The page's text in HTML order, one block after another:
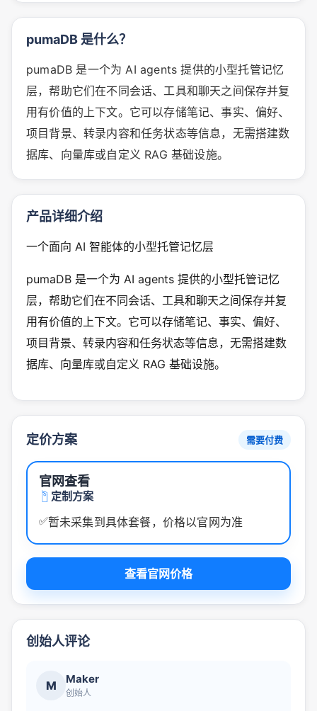
pumaDB 是什么？
pumaDB 是一个为 AI agents 提供的小型托管记忆
层，帮助它们在不同会话、工具和聊天之间保存并复
用有价值的上下文。它可以存储笔记、事实、偏好、
项目背景、转录内容和任务状态等信息，无需搭建数
据库、向量库或自定义 RAG 基础设施。
产品详细介绍
一个面向 AI 智能体的小型托管记忆层
pumaDB 是一个为 AI agents 提供的小型托管记忆
层，帮助它们在不同会话、工具和聊天之间保存并复
用有价值的上下文。它可以存储笔记、事实、偏好、
项目背景、转录内容和任务状态等信息，无需搭建数
据库、向量库或自定义 RAG 基础设施。
定价方案 需要付费
官网查看
定制方案
✅暂未采集到具体套餐，价格以官网为准
查看官网价格
创始人评论
M Maker
创始人